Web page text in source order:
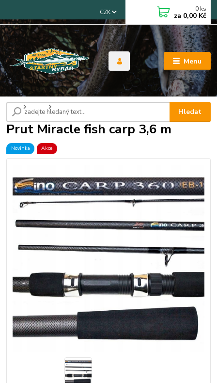
Menu
CZK
Hledat
0 ks
za 0,00 Kč
Úvod Pruty Prut Miracle fish carp 3,6 m
Prut Miracle fish carp 3,6 m
Novinka Akce